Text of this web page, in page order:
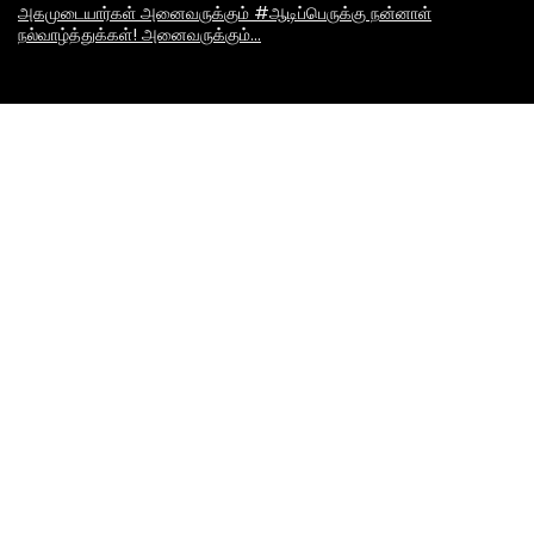
அகமுடையார்கள் அனைவருக்கும் #ஆடிப்பெருக்கு நன்னாள்
நல்வாழ்த்துக்கள்! அனைவருக்கும்…